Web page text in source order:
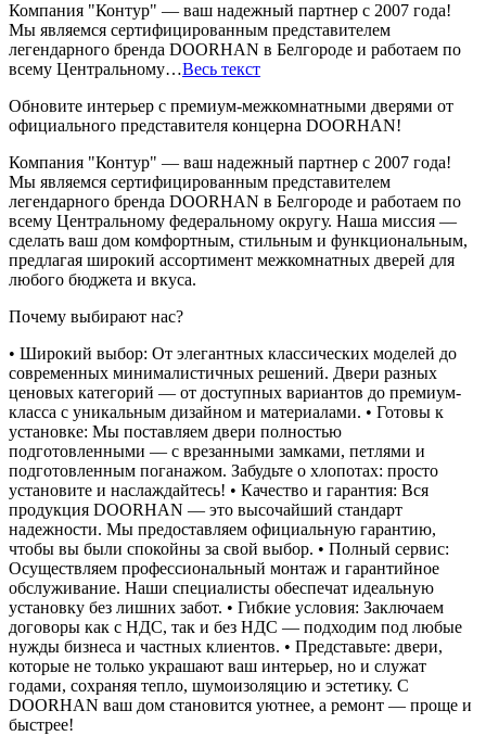
Компания "Контур" — ваш надежный партнер с 2007 года!
Мы являемся сертифицированным представителем
легендарного бренда DOORHAN в Белгороде и работаем по
всему Центральному…Весь текст
Обновите интерьер с премиум-межкомнатными дверями от
официального представителя концерна DOORHAN!
Компания "Контур" — ваш надежный партнер с 2007 года!
Мы являемся сертифицированным представителем
легендарного бренда DOORHAN в Белгороде и работаем по
всему Центральному федеральному округу. Наша миссия —
сделать ваш дом комфортным, стильным и функциональным,
предлагая широкий ассортимент межкомнатных дверей для
любого бюджета и вкуса.
Почему выбирают нас?
• Широкий выбор: От элегантных классических моделей до
современных минималистичных решений. Двери разных
ценовых категорий — от доступных вариантов до премиум-
класса с уникальным дизайном и материалами. • Готовы к
установке: Мы поставляем двери полностью
подготовленными — с врезанными замками, петлями и
подготовленным поганажом. Забудьте о хлопотах: просто
установите и наслаждайтесь! • Качество и гарантия: Вся
продукция DOORHAN — это высочайший стандарт
надежности. Мы предоставляем официальную гарантию,
чтобы вы были спокойны за свой выбор. • Полный сервис:
Осуществляем профессиональный монтаж и гарантийное
обслуживание. Наши специалисты обеспечат идеальную
установку без лишних забот. • Гибкие условия: Заключаем
договоры как с НДС, так и без НДС — подходим под любые
нужды бизнеса и частных клиентов. • Представьте: двери,
которые не только украшают ваш интерьер, но и служат
годами, сохраняя тепло, шумоизоляцию и эстетику. С
DOORHAN ваш дом становится уютнее, а ремонт — проще и
быстрее!